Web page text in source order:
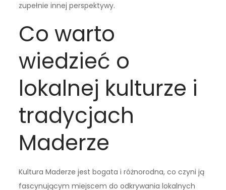
zupełnie innej perspektywy.
Co warto
wiedzieć o
lokalnej kulturze i
tradycjach
Maderze
Kultura Maderze jest bogata i różnorodna, co czyni ją
fascynującym miejscem do odkrywania lokalnych